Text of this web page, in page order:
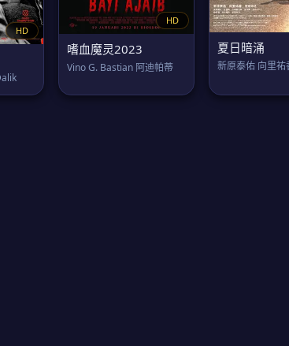
HD
HD
嗜血魔灵2023
Vino G. Bastian 阿迪帕蒂
夏日暗涌
新原泰佑 向里祐